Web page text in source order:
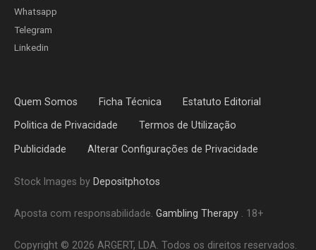
Whatsapp
Telegram
Linkedin
Quem Somos Ficha Técnica Estatuto Editorial
Politica de Privacidade Termos de Utilização
Publicidade Alterar Configurações de Privacidade
Stock Images by Depositphotos
Aposta com responsabilidade. Gambling Therapy. 18+
Copyright © 2026 ARGERT, LDA. Todos os direitos reservados.